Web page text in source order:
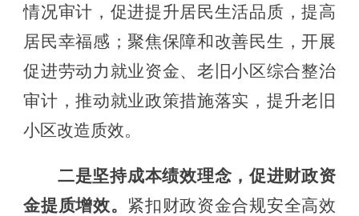
情况审计， 促进提升居民生活品质，提高
居民幸福感 ； 聚焦保障和改善民生，开展
促进劳动力就业资金、老旧小区综合整治
审计，推动就业政策措施落实， 提升老旧
小区改造质效。
二是坚持成本绩效理念，促进财政资
金提质增效。 紧扣财政资金合规安全高效